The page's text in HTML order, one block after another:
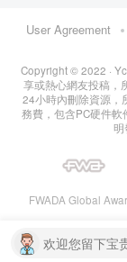
User Agreement
Copyright © 2022 ·
享或熱心網友投稿，
24小時內刪除資源，
務費，包含PC硬件
FWADA Global
欢迎您留下宝